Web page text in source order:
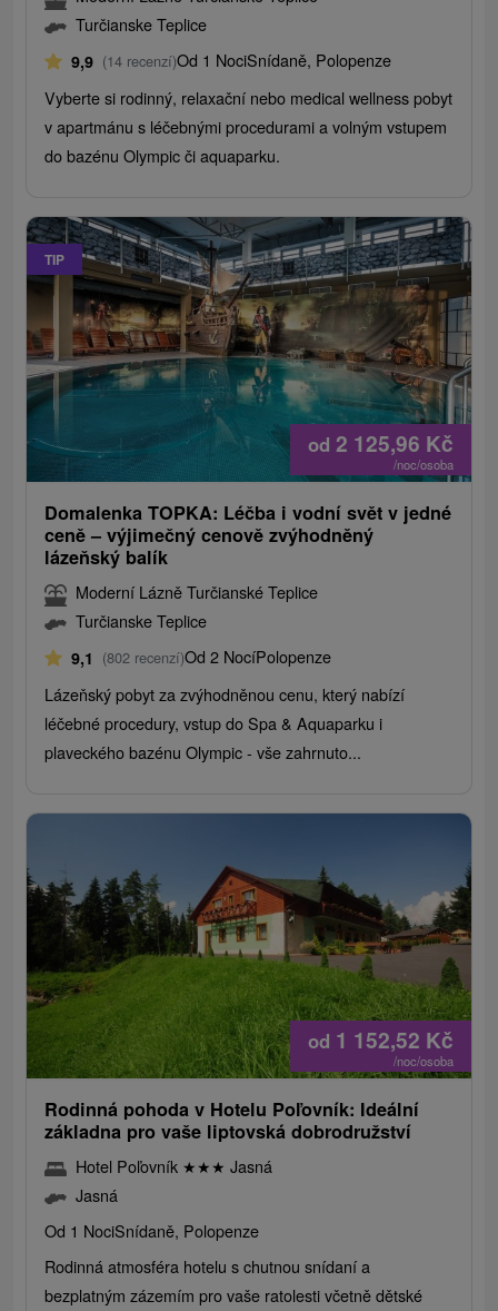
Turčianske Teplice
9,9 (14 recenzí)Od 1 NociSnídaně, Polopenze
Vyberte si rodinný, relaxační nebo medical wellness pobyt
v apartmánu s léčebnými procedurami a volným vstupem
do bazénu Olympic či aquaparku.
TIP
od 2 125,96 Kč
/noc/osoba
Domalenka TOPKA: Léčba i vodní svět v jedné
ceně – výjimečný cenově zvýhodněný
lázeňský balík
Moderní Lázně Turčianské Teplice
Turčianske Teplice
9,1 (802 recenzí)Od 2 NocíPolopenze
Lázeňský pobyt za zvýhodněnou cenu, který nabízí
léčebné procedury, vstup do Spa & Aquaparku i
plaveckého bazénu Olympic - vše zahrnuto...
od 1 152,52 Kč
/noc/osoba
Rodinná pohoda v Hotelu Poľovník: Ideální
základna pro vaše liptovská dobrodružství
Hotel Poľovník ★★★ Jasná
Jasná
Od 1 NociSnídaně, Polopenze
Rodinná atmosféra hotelu s chutnou snídaní a
bezplatným zázemím pro vaše ratolesti včetně dětské